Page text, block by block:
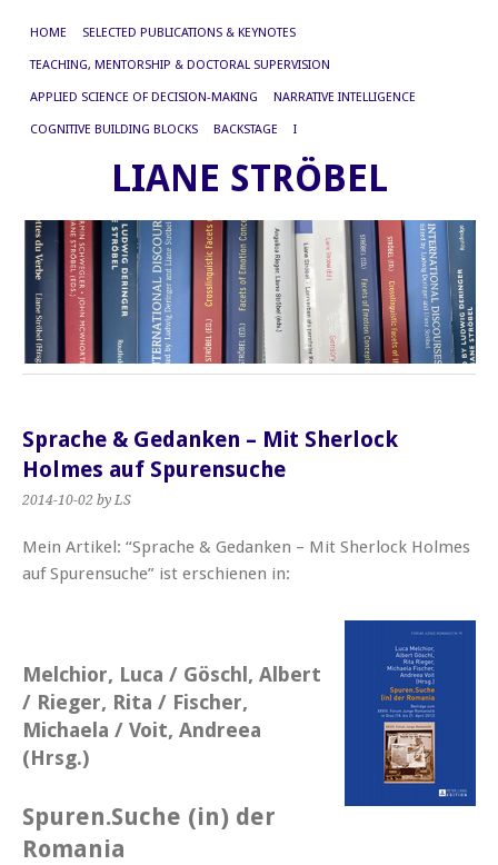
HOME SELECTED PUBLICATIONS & KEYNOTES
TEACHING, MENTORSHIP & DOCTORAL SUPERVISION
APPLIED SCIENCE OF DECISION-MAKING NARRATIVE INTELLIGENCE
COGNITIVE BUILDING BLOCKS BACKSTAGE I
LIANE STRÖBEL
Sprache & Gedanken – Mit Sherlock
Holmes auf Spurensuche
2014-10-02 by LS
Mein Artikel: “Sprache & Gedanken – Mit Sherlock Holmes
auf Spurensuche” ist erschienen in:
Melchior, Luca / Göschl, Albert
/ Rieger, Rita / Fischer,
Michaela / Voit, Andreea
(Hrsg.)
Spuren.Suche (in) der
Romania